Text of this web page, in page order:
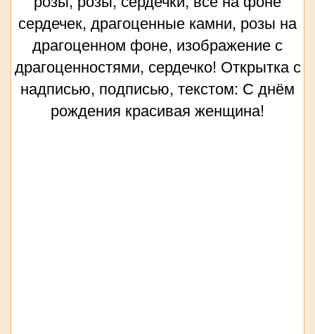
сердечек, драгоценные камни, розы на
драгоценном фоне, изображение с
драгоценностями, сердечко! Открытка с
надписью, подписью, текстом: С днём
рождения красивая женщина!